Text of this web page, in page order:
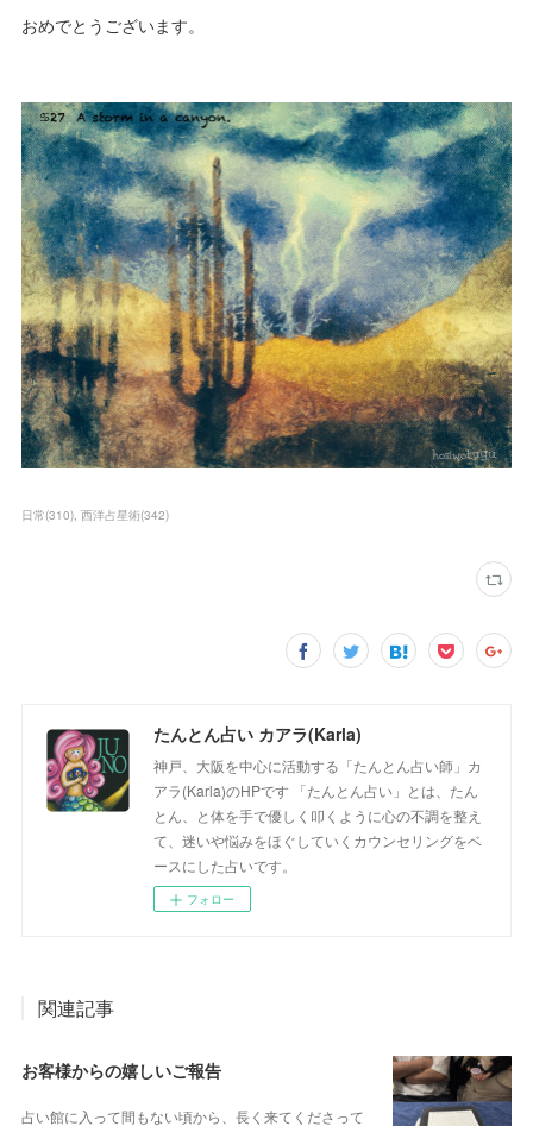
おめでとうございます。
日常(310) 西洋占星術(342)
たんとん占い カアラ(Karla)
神戸、大阪を中心に活動する「たんとん占い師」カ
アラ(Karla)のHPです 「たんとん占い」とは、たん
とん、と体を手で優しく叩くように心の不調を整え
て、迷いや悩みをほぐしていくカウンセリングをベ
ースにした占いです。
フォロー
関連記事
お客様からの嬉しいご報告
占い館に入って間もない頃から、長く来てくださって